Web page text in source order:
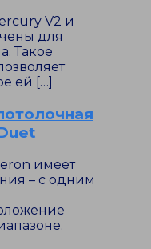
V2 и
для
Такое
ей […]
имеет
– с одним